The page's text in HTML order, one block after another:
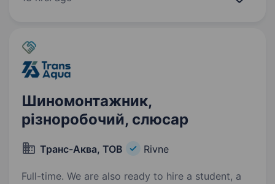
Шиномонтажник,
різноробочий, слюсар
Транс-Аква, ТОВ Rivne
Full-time. We are also ready to hire a student, a